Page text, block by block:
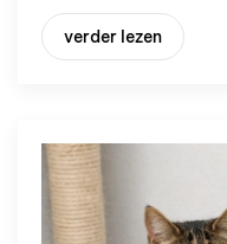
verder lezen